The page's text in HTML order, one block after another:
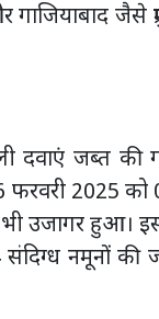
जैसे
दवाएं जब्त की
2025 को
भी उजागर हुआ।
नमूनों की